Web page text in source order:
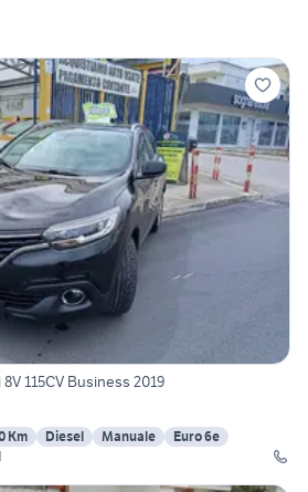
115CV Business 2019
Km Diesel Manuale
Euro 6e